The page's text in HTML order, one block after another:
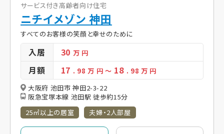
サービス付き高齢者向け住宅
ニチイメゾン 神田
すべてのお客様の笑顔と幸せのために
入居 30万 円
月額 17 . 98万 円 ～ 18 . 98 万 円
大阪府 池田市 神田2-3-22
阪急宝塚本線 池田駅 徒歩約15分
25㎡以上の居室
夫婦・2人部屋